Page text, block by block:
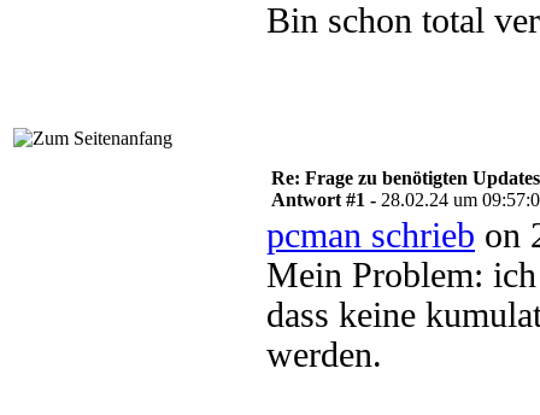
Bin schon total
Re: Frage zu benötigten
Antwort #1 - 28.02.24 um
pcman schrieb on
Mein Problem: ich
dass keine
werden.